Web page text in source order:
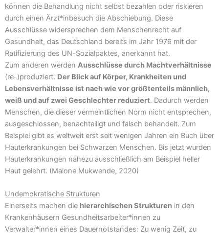
können die Behandlung nicht selbst bezahlen oder riskieren
durch einen Ärzt*inbesuch die Abschiebung. Diese
Ausschlüsse widersprechen dem Menschenrecht auf
Gesundheit, das Deutschland bereits im Jahr 1976 mit der
Ratifizierung des UN-Sozialpaktes, anerkannt hat.
Zum anderen werden Ausschlüsse durch Machtverhältnisse
(re-)produziert. Der Blick auf Körper, Krankheiten und
Lebensverhältnisse ist nach wie vor größtenteils männlich,
weiß und auf zwei Geschlechter reduziert. Dadurch werden
Menschen, die dieser vermeintlichen Norm nicht entsprechen,
ausgeschlossen, benachteiligt und falsch behandelt. Zum
Beispiel gibt es weltweit erst seit wenigen Jahren ein Buch über
Hauterkrankungen bei Schwarzen Menschen. Bis jetzt wurden
Hauterkrankungen nahezu ausschließlich am Beispiel heller
Haut gelehrt. (Malone Mukwende, 2020)
Undemokratische Strukturen
Einerseits machen die hierarchischen Strukturen in den
Krankenhäusern Gesundheitsarbeiter*innen zu
Verwalter*innen eines Dauernotstandes: Zu wenig Zeit, zu